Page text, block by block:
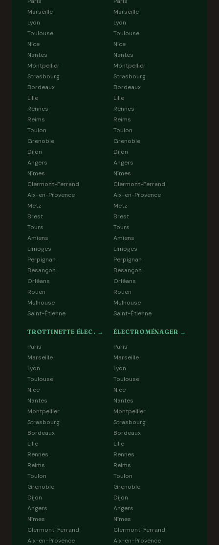
Marseille
Lyon
Toulouse
Nice
Nantes
Montpellier
Strasbourg
Bordeaux
Lille
Rennes
Reims
Toulon
Grenoble
Dijon
Angers
Nîmes
Clermont-Ferrand
Aix-en-Provence
Metz
Brest
Tours
Amiens
Limoges
Perpignan
Besançon
Orléans
Rouen
Mulhouse
Saint-Étienne
Marseille
Lyon
Toulouse
Nice
Nantes
Montpellier
Strasbourg
Bordeaux
Lille
Rennes
Reims
Toulon
Grenoble
Dijon
Angers
Nîmes
Clermont-Ferrand
Aix-en-Provence
Metz
Brest
Tours
Amiens
Limoges
Perpignan
Besançon
Orléans
Rouen
Mulhouse
Saint-Étienne
TROTTINETTE ÉLEC. →
Paris
Marseille
Lyon
Toulouse
Nice
Nantes
Montpellier
Strasbourg
Bordeaux
Lille
Rennes
Reims
Toulon
Grenoble
Dijon
Angers
Nîmes
Clermont-Ferrand
Aix-en-Provence
ÉLECTROMÉNAGER →
Paris
Marseille
Lyon
Toulouse
Nice
Nantes
Montpellier
Strasbourg
Bordeaux
Lille
Rennes
Reims
Toulon
Grenoble
Dijon
Angers
Nîmes
Clermont-Ferrand
Aix-en-Provence